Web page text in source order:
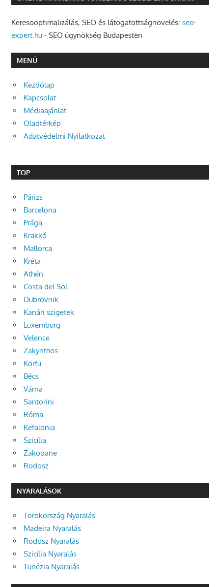
Keresőoptimalizálás, SEO és látogatottságnövelés: seo-
expert.hu- SEO ügynökség Budapesten
MENÜ
Kezdőlap
Kapcsolat
Médiaajánlat
Oladtérkép
Adatvédelmi Nyilatkozat
TOP
Párizs
Barcelona
Prága
Krakkó
Mallorca
Kréta
Athén
Costa del Sol
Dubrovnik
Kanári szigetek
Luxemburg
Velence
Zakynthos
Korfu
Bécs
Várna
Santorini
Róma
Kefalonia
Szicília
Zakopane
Rodosz
NYARALÁSOK
Törökország Nyaralás
Madeira Nyaralás
Rodosz Nyaralás
Szicília Nyaralás
Tunézia Nyaralás